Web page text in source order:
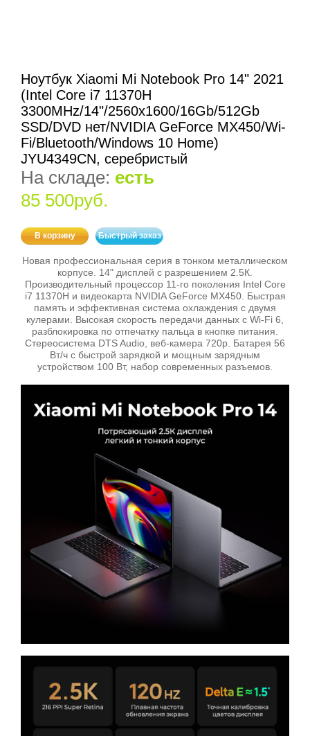
Ноутбук Xiaomi Mi Notebook Pro 14" 2021
(Intel Core i7 11370H
3300MHz/14"/2560x1600/16Gb/512Gb
SSD/DVD нет/NVIDIA GeForce MX450/Wi-
Fi/Bluetooth/Windows 10 Home)
JYU4349CN, серебристый
На складе: есть
85 500руб.
В корзину Быстрый заказ
Новая профессиональная серия в тонком металлическом
корпусе. 14" дисплей с разрешением 2.5К.
Производительный процессор 11-го поколения Intel Core
i7 11370H и видеокарта NVIDIA GeForce MX450. Быстрая
память и эффективная система охлаждения с двумя
кулерами. Высокая скорость передачи данных с Wi-Fi 6,
разблокировка по отпечатку пальца в кнопке питания.
Стереосистема DTS Audio, веб-камера 720p. Батарея 56
Вт/ч с быстрой зарядкой и мощным зарядным
устройством 100 Вт, набор современных разъемов.